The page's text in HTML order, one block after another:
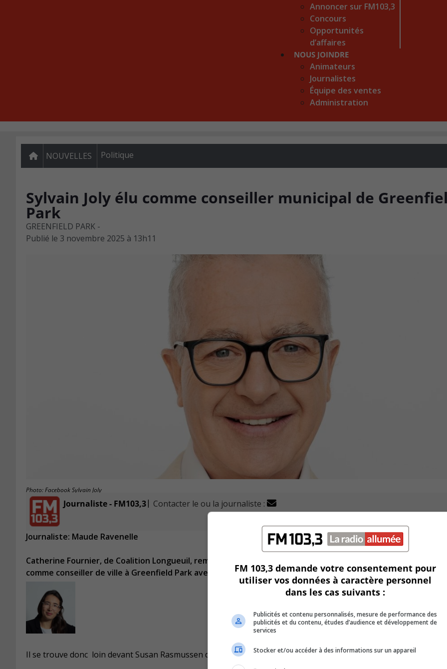
Annoncer sur FM103,3
Concours
Opportunités
d’affaires
NOUS JOINDRE
Animateurs
Journalistes
Équipe des ventes
Administration
NOUVELLES Politique
Sylvain Joly élu comme conseiller municipal de
Park
GREENFIELD PARK -
Publié le 3 novembre 2025 à 13h11
Photo: Facebook Sylvain Joly
Journaliste - FM103,3| Contacter le ou la journaliste :
Journaliste: Maude Ravenelle
Catherine Fournier, de Coalition Longueuil, remporte un deuxième mandat et c'est Sylvain Joly qui a été
comme conseiller de ville à Greenfield Park avec 64% des voix.
Il se trouve donc loin devant Susan Rasmussen d’Option Alliance qui a obtenu 36% des voix.
FM 103,3 demande votre consentement pour
utiliser vos données à caractère personnel
dans les cas suivants :
Publicités et contenu personnalisés, mesure de performance des
publicités et du contenu, études d’audience et développement de
services
Stocker et/ou accéder à des informations sur un appareil